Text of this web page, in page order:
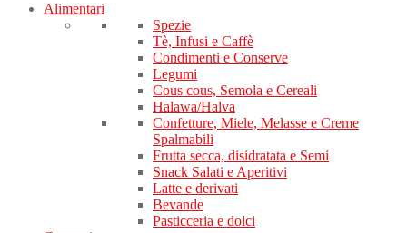
Alimentari
Spezie
Tè, Infusi e Caffè
Condimenti e Conserve
Legumi
Cous cous, Semola e Cereali
Halawa/Halva
Confetture, Miele, Melasse e Creme
Spalmabili
Frutta secca, disidratata e Semi
Snack Salati e Aperitivi
Latte e derivati
Bevande
Pasticceria e dolci